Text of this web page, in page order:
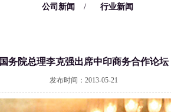
公司新闻 / 行业新闻
国务院总理李克强出席中印商务合作论坛
发布时间：2013-05-21